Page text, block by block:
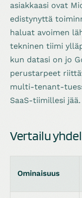
asiakkaasi ovat
edistynyttä
haluat avoimen
tekninen tiimi
kun datasi on jo
perustarpeet
multi-tenant-
SaaS-tiimillesi jää.
Vertailu
Ominaisuus